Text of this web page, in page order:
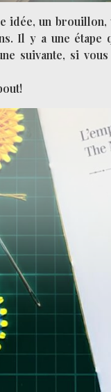
idée, un brouillon,
Il y a une étape
suivante, si